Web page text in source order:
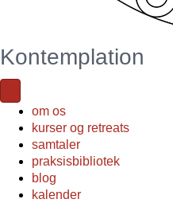
Kontemplation
om os
kurser og retreats
samtaler
praksisbibliotek
blog
kalender